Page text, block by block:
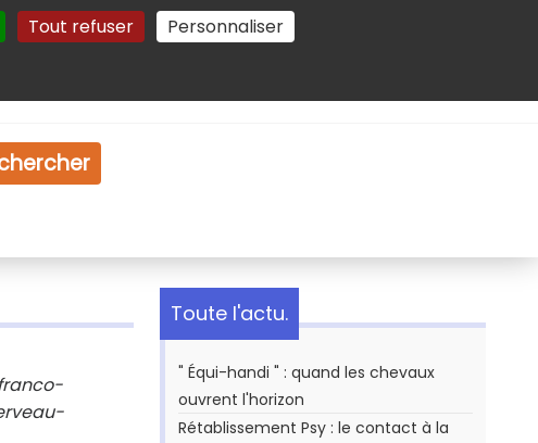
Tout refuser Personnaliser
site Gestion des cookies
Toute l'actu.
" Équi-handi " : quand les chevaux
ouvrent l'horizon
Rétablissement Psy : le contact à la